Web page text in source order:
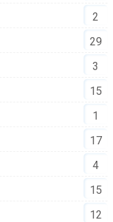
2
29
3
15
1
17
4
15
12